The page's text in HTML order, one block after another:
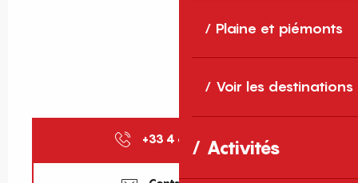
Plaine et piémonts
Voir les destinations
Activités
+33 4 68 85 52 ▒▒